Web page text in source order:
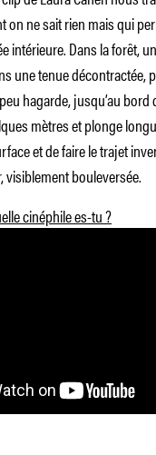
on ne sait rien mais qui
intérieure. Dans la forêt,
une tenue décontractée,
hagarde, jusqu’au bord
mètres et plonge
et de faire le trajet
visiblement bouleversée.
cinéphile es-tu ?